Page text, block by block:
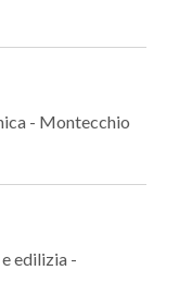
- Montecchio
edilizia -